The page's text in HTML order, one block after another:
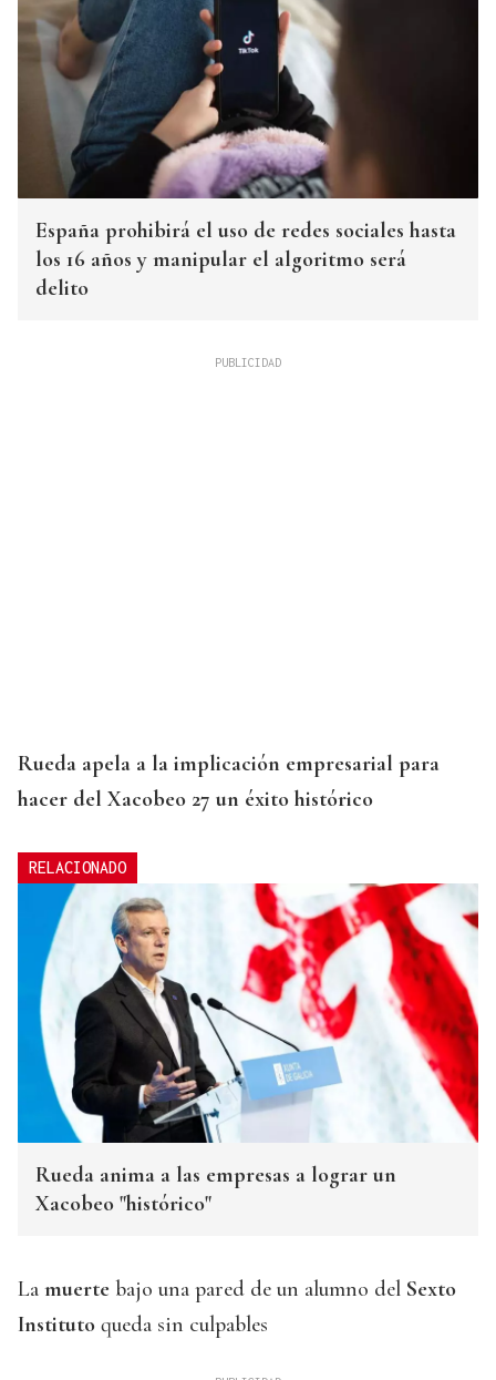
España prohibirá el uso de redes sociales hasta
los 16 años y manipular el algoritmo será
delito
Rueda apela a la implicación empresarial para
hacer del Xacobeo 27 un éxito histórico
RELACIONADO
Rueda anima a las empresas a lograr un
Xacobeo "histórico"
La muerte bajo una pared de un alumno del Sexto
Instituto queda sin culpables